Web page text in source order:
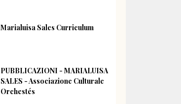
Marialuisa Sales Curriculum
PUBBLICAZIONI - MARIALUISA
SALES - Associazione Culturale
Orchestés